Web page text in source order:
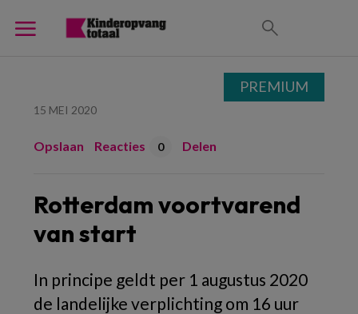
15 MEI 2020
Opslaan Reacties 0 Delen
Rotterdam voortvarend
van start
In principe geldt per 1 augustus 2020
de landelijke verplichting om 16 uur
PREMIUM